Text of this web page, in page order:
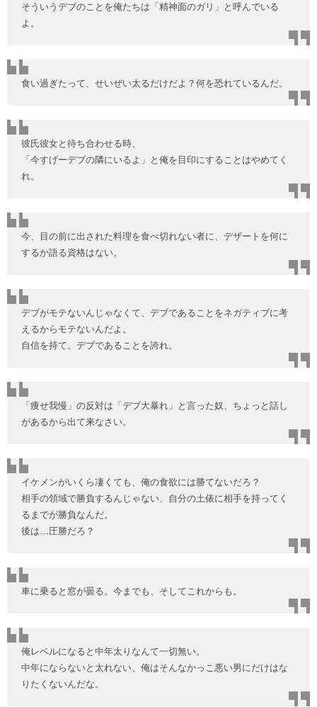
そういうデブのことを俺たちは「精神面のガリ」と呼んでいる
よ。
食い過ぎたって、せいぜい太るだけだよ？何を恐れているんだ。
彼氏彼女と待ち合わせる時、
「今すげーデブの隣にいるよ」と俺を目印にすることはやめてく
れ。
今、目の前に出された料理を食べ切れない者に、デザートを何に
するか語る資格はない。
デブがモテないんじゃなくて、デブであることをネガティブに考
えるからモテないんだよ。
自信を持て。デブであることを誇れ。
「痩せ我慢」の反対は「デブ大暴れ」と言った奴、ちょっと話し
があるから出て来なさい。
イケメンがいくら凄くても、俺の食欲には勝てないだろ？
相手の領域で勝負するんじゃない、自分の土俵に相手を持ってく
るまでが勝負なんだ。
後は…圧勝だろ？
車に乗ると窓が曇る。今までも、そしてこれからも。
俺レベルになると中年太りなんて一切無い。
中年にならないと太れない、俺はそんなかっこ悪い男にだけはな
りたくないんだな。